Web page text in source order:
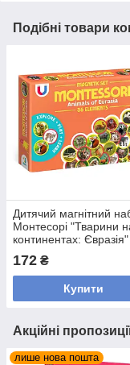
Подібні товари
Дитячий магнітний
Монтесорі "Тварини
континентах: Євразія"
200285, 36 елементів
172 ₴
Купити
Акційні
лише нова пошта